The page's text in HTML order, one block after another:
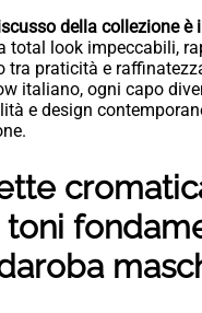
della collezione è
total look impeccabili,
tra praticità e
italiano, ogni capo
e design
toni